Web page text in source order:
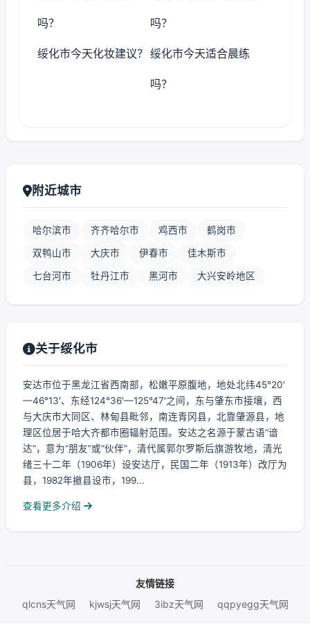
吗？ 吗？
绥化市今天化妆建议？ 绥化市今天适合晨练
吗？
附近城市
哈尔滨市 齐齐哈尔市 鸡西市 鹤岗市
双鸭山市 大庆市 伊春市 佳木斯市
七台河市 牡丹江市 黑河市 大兴安岭地区
关于绥化市
安达市位于黑龙江省西南部，松嫩平原腹地，地处北纬45°20′
—46°13′、东经124°36′—125°47′之间，东与肇东市接壤，西
与大庆市大同区、林甸县毗邻，南连青冈县，北靠肇源县，地
理区位居于哈大齐都市圈辐射范围。安达之名源于蒙古语“谙
达”，意为“朋友”或“伙伴”，清代属郭尔罗斯后旗游牧地，清光
绪三十二年（1906年）设安达厅，民国二年（1913年）改厅为
县，1982年撤县设市，199...
查看更多介绍
友情链接
qlcns天气网
kjwsj天气网 3ibz天气网 qqpyegg天气网